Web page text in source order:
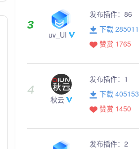
uv_UI
发布插件： 86
下载 285011
赞赏 1765
秋云
发布插件： 1
下载 405153
赞赏 1450
发布插件： 2